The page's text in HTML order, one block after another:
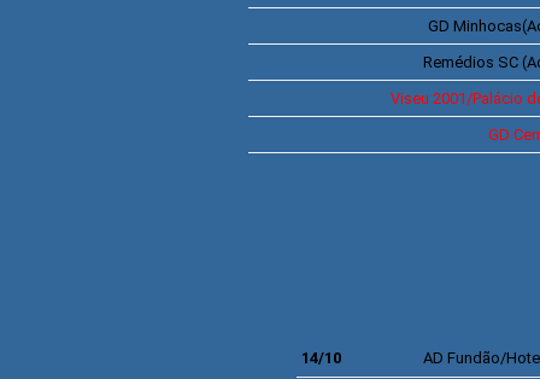
GD Minhocas
Remédios SC
Viseu 2001/Palácio
GD
14/10 AD Fundão/